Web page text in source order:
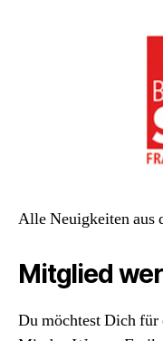
Alle Neuigkeiten aus
Mitglied
Du möchtest Dich für